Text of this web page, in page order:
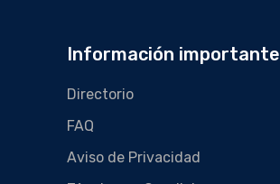
Información importante
Directorio
FAQ
Aviso de Privacidad